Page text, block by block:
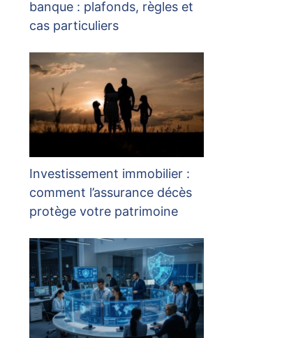
banque : plafonds, règles et
cas particuliers
Investissement immobilier :
comment l’assurance décès
protège votre patrimoine